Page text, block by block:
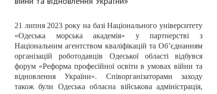
21 липня 2023 року на базі Національного університету
«Одеська морська академія» у партнерстві з
Національним агентством кваліфікацій та Об’єднанням
організацій роботодавців Одеської області відбувся
форум «Реформа професійної освіти в умовах війни та
відновлення України». Співорганізаторами заходу
також були Одеська обласна військова адміністрація,